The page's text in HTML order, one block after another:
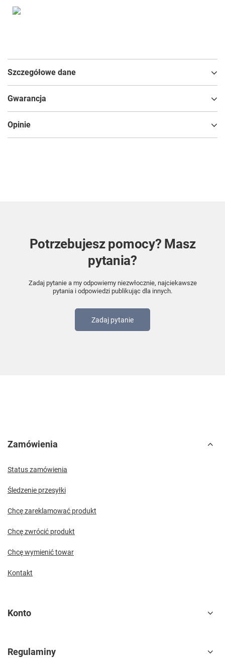
Szczegółowe dane
Gwarancja
Opinie
Potrzebujesz pomocy? Masz
pytania?
Zadaj pytanie a my odpowiemy niezwłocznie, najciekawsze
pytania i odpowiedzi publikując dla innych.
Zadaj pytanie
Zamówienia
Status zamówienia
Śledzenie przesyłki
Chcę zareklamować produkt
Chcę zwrócić produkt
Chcę wymienić towar
Kontakt
Konto
Regulaminy